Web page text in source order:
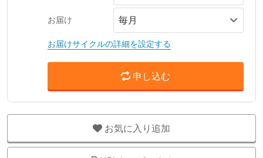
お届け
お届けサイクルの詳細を設定する
申し込む
お気に入り追加